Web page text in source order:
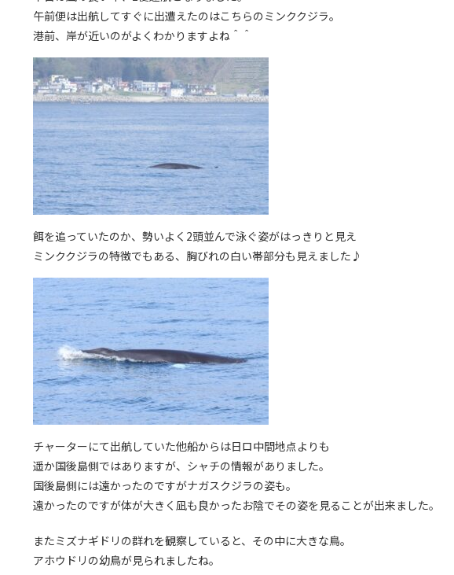
午前便は出航してすぐに出遭えたのはこちらのミンククジラ。
港前、岸が近いのがよくわかりますよね＾＾
餌を追っていたのか、勢いよく2頭並んで泳ぐ姿がはっきりと見え
ミンククジラの特徴でもある、胸びれの白い帯部分も見えました♪
チャーターにて出航していた他船からは日ロ中間地点よりも
遥か国後島側ではありますが、シャチの情報がありました。
国後島側には遠かったのですがナガスクジラの姿も。
遠かったのですが体が大きく凪も良かったお陰でその姿を見ることが出来ました。
またミズナギドリの群れを観察していると、その中に大きな鳥。
アホウドリの幼鳥が見られましたね。